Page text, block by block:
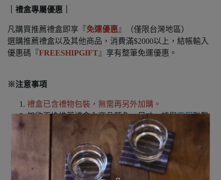
｜禮盒專屬優惠｜
凡購買推薦禮盒即享『免運優惠』（僅限台灣地區）
選購推薦禮盒以及其他商品，消費滿$2000以上，結帳輸入
優惠碼『FREESHIPGIFT』享有整筆免運優惠。
※注意事項
禮盒已含禮物包裝，無需再另外加購。
如欲更換推薦禮盒內商品顏色、尺寸，請與客服聯繫
確認庫存，將為您重新計算禮盒售價，並且同樣享有
包裝商品皆會拿掉價格標籤，並將不附發票於包裹
中，請放心。
如禮盒包裝有特殊需求或任何疑問，請於訂單備註中